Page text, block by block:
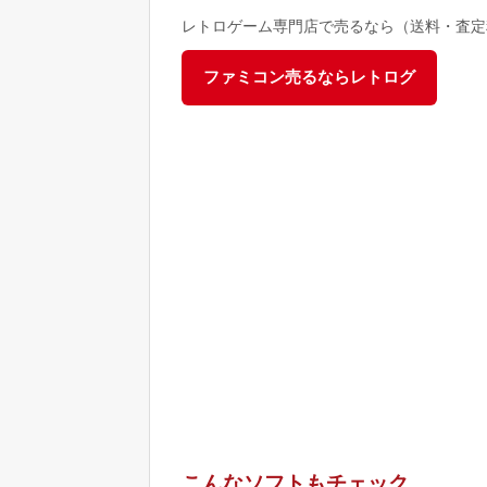
レトロゲーム専門店で売るなら（送料・査
ファミコン売るならレトログ